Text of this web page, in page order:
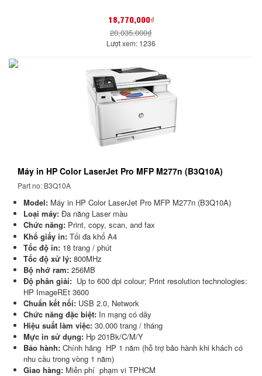
18,770,000₫
20,035,000₫
Lượt xem: 1236
Máy in HP Color LaserJet Pro MFP M277n (B3Q10A)
Part no: B3Q10A
Model: Máy in HP Color LaserJet Pro MFP M277n (B3Q10A)
Loại máy: Đa năng Laser màu
Chức năng: Print, copy, scan, and fax
Khổ giấy in: Tối đa khổ A4
Tốc độ in: 18 trang / phút
Tốc độ xử lý: 800MHz
Bộ nhớ ram: 256MB
Độ phân giải: Up to 600 dpi colour; Print resolution technologies:
HP ImageREt 3600
Chuẩn kết nối: USB 2.0, Network
Chức năng đặc biệt: In mạng có dây
Hiệu suất làm việc: 30.000 trang / tháng
Mực in sử dụng: Hp 201Bk/C/M/Y
Bảo hành: Chính hãng HP 1 năm (hỗ trợ bảo hành khi khách có
nhu cầu trong vòng 1 năm)
Giao hàng: Miễn phí phạm vi TPHCM